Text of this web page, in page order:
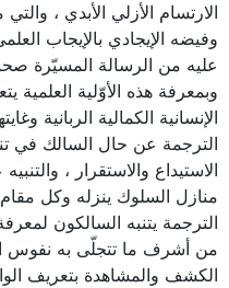
الارتسام الأزلي الأبدي ،
وفيضه الإيجادي بالإيجاب
عليه من الرسالة المسيّرة
وبمعرفة هذه الأوّلية العلمية
الإنسانية الكمالية الربانية
الترجمة عن حال السالك في
الاستيداع والاستقرار ،
منازل السلوك ينزله وكل
الترجمة يتنبه السالكون
من أشرف ما تتجلّى به نفوس
الكشف والمشاهدة بتعريف